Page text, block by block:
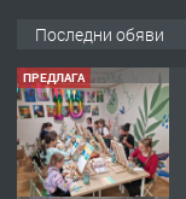
Последни обяви
ПРЕДЛАГА